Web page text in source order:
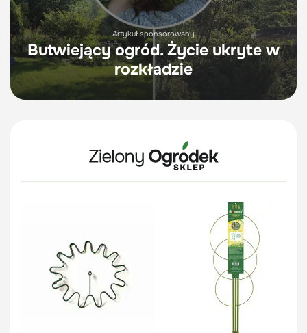
Artykuł sponsorowany
Butwiejący ogród. Życie ukryte w
rozkładzie